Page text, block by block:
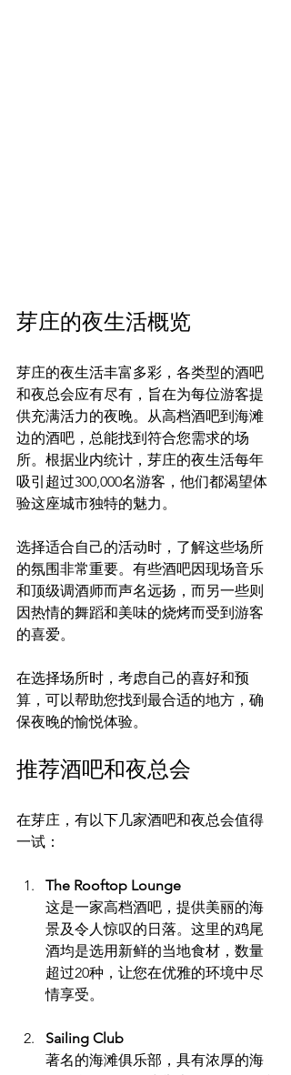
芽庄的夜生活概览
芽庄的夜生活丰富多彩，各类型的酒吧
和夜总会应有尽有，旨在为每位游客提
供充满活力的夜晚。从高档酒吧到海滩
边的酒吧，总能找到符合您需求的场
所。根据业内统计，芽庄的夜生活每年
吸引超过300,000名游客，他们都渴望体
验这座城市独特的魅力。
选择适合自己的活动时，了解这些场所
的氛围非常重要。有些酒吧因现场音乐
和顶级调酒师而声名远扬，而另一些则
因热情的舞蹈和美味的烧烤而受到游客
的喜爱。
在选择场所时，考虑自己的喜好和预
算，可以帮助您找到最合适的地方，确
保夜晚的愉悦体验。
推荐酒吧和夜总会
在芽庄，有以下几家酒吧和夜总会值得
一试：
The Rooftop Lounge
这是一家高档酒吧，提供美丽的海
景及令人惊叹的日落。这里的鸡尾
酒均是选用新鲜的当地食材，数量
超过20种，让您在优雅的环境中尽
情享受。
Sailing Club
著名的海滩俱乐部，具有浓厚的海